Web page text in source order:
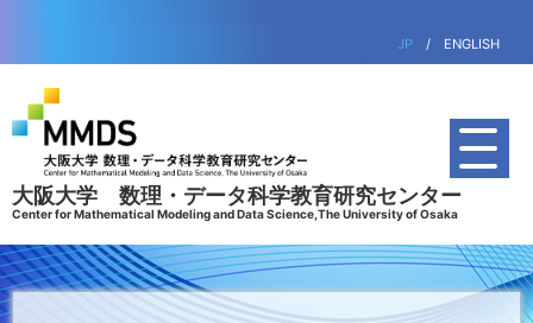
JP / ENGLISH
大阪大学 数理・データ科学教育研究センター
Center for Mathematical Modeling and Data Science,The University of Osaka